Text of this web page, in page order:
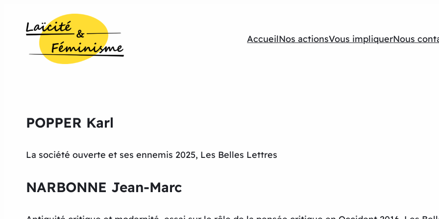
AccueilNos actionsVous impliquerNous
POPPER Karl
La société ouverte et ses ennemis 2025, Les Belles Lettres
NARBONNE Jean-Marc